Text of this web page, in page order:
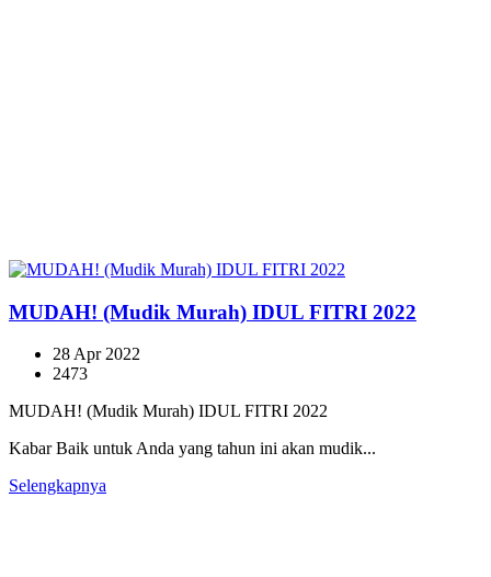
MUDAH! (Mudik Murah) IDUL FITRI 2022
28 Apr 2022
2473
MUDAH! (Mudik Murah) IDUL FITRI 2022
Kabar Baik untuk Anda yang tahun ini akan mudik...
Selengkapnya